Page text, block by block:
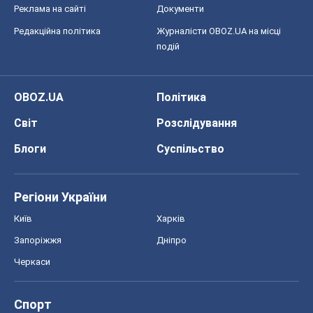
Реклама на сайті Документи
Редакційна політика
Журналісти OBOZ.UA на місці
подій
OBOZ.UA
Політика
Світ
Розслідування
Блоги
Суспільство
Регіони України
Київ Харків
Запоріжжя Дніпро
Черкаси
Спорт